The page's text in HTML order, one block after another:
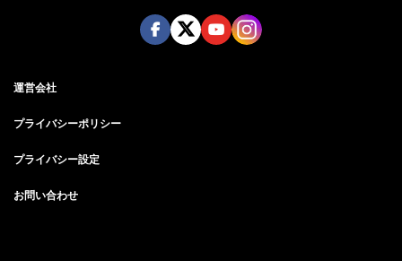
運営会社
プライバシーポリシー
プライバシー設定
お問い合わせ